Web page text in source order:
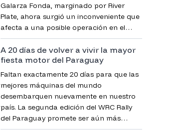
Galarza Fonda, marginado por River
Plate, ahora surgió un inconveniente que
afecta a una posible operación en el
mercado futbolero.
A 20 días de volver a vivir la mayor
fiesta motor del Paraguay
Faltan exactamente 20 días para que las
mejores máquinas del mundo
desembarquen nuevamente en nuestro
país. La segunda edición del WRC Rally
del Paraguay promete ser aún más
grande, con récord de participantes y un